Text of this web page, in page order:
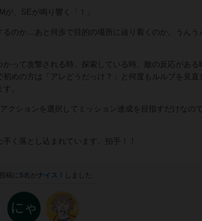
が、SEが鳴り響く「！」
るのか…あと何歩で目的の場所に辿り着くのか。うんう
って攻撃される時、探索している時、敵の反応がある
めの方は「アレどうだっけ？」と何度もルルブを見直
。
クションを選択してミッション達成を目指すだけなの
く落とし込まれています。拍手！！
稿に 5名がナイス！ しました